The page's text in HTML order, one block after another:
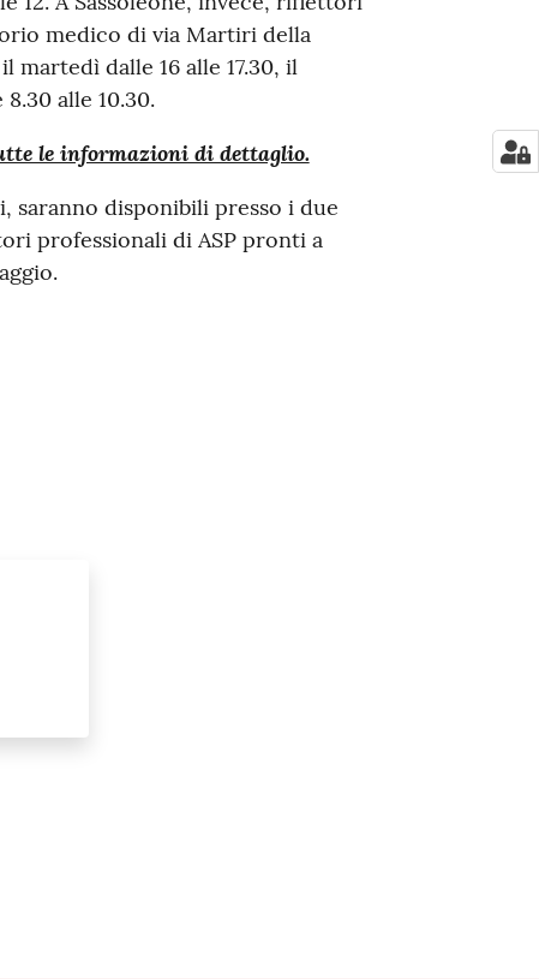
medico di via Martiri della
martedì dalle 16 alle 17.30, il
alle 10.30.
le informazioni di dettaglio.
saranno disponibili presso i due
professionali di ASP pronti a